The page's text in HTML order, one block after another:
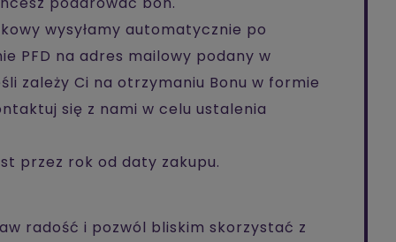
wysyłamy automatycznie po
PFD na adres mailowy podany w
zależy Ci na otrzymaniu Bonu w formie
się z nami w celu ustalenia
przez rok od daty zakupu.
radość i pozwól bliskim skorzystać z